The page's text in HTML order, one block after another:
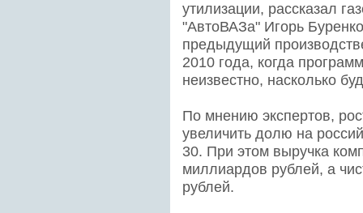
утилизации, рассказал
"АвтоВАЗа" Игорь
предыдущий
2010 года, когда
неизвестно, насколько
По мнению экспертов,
увеличить долю на
30. При этом выручка
миллиардов рублей, а
рублей.